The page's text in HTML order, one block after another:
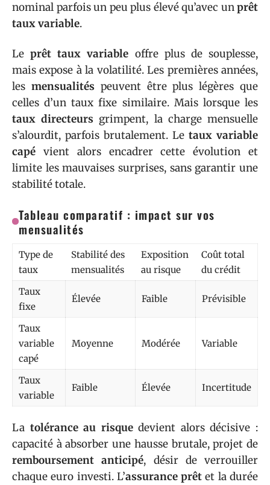
nominal parfois un peu plus élevé qu’avec unprêt
taux variable.
Leprêt taux variable offre plus de souplesse,
mais expose à la volatilité. Les premières années,
les mensualités peuvent être plus légères que
celles d’un taux fixe similaire. Mais lorsque les
taux directeurs grimpent, la charge mensuelle
s’alourdit, parfois brutalement. Le taux variable
capé vient alors encadrer cette évolution et
limite les mauvaises surprises, sans garantir une
stabilité totale.
Tableau comparatif : impact sur vos
mensualités
Type de
taux
Stabilité des
mensualités
Exposition
au risque
Coût total
du crédit
Taux
fixe
Élevée Faible Prévisible
Taux
variable
capé
Moyenne Modérée Variable
Taux
variable
Faible Élevée Incertitude
La tolérance au risquedevient alors décisive :
capacité à absorber une hausse brutale, projet de
remboursement anticipé, désir de verrouiller
chaque euro investi. L’assurance prêt et la durée